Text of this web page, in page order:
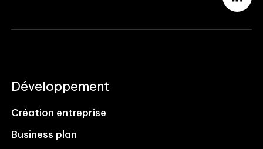
Développement
Création entreprise
Business plan